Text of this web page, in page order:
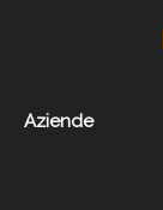
Aziende